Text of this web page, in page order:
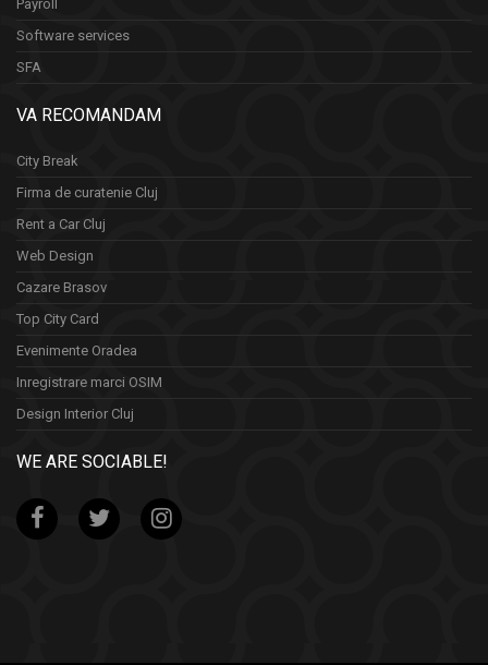
Payroll
Software services
SFA
VA RECOMANDAM
City Break
Firma de curatenie Cluj
Rent a Car Cluj
Web Design
Cazare Brasov
Top City Card
Evenimente Oradea
Inregistrare marci OSIM
Design Interior Cluj
WE ARE SOCIABLE!